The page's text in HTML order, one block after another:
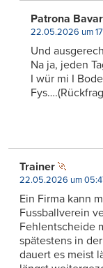
Patrona
22.05.2026 um
Und
Na ja, jeden
I wür mi I
Trainer
22.05.2026 um
Ein Firma kann
Fussballverein
Fehlentscheide
spätestens in
dauert es meist